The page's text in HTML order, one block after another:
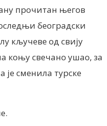
прочитан његов
београдски
кључеве од свију
коњу свечано ушао, за
је сменила турске